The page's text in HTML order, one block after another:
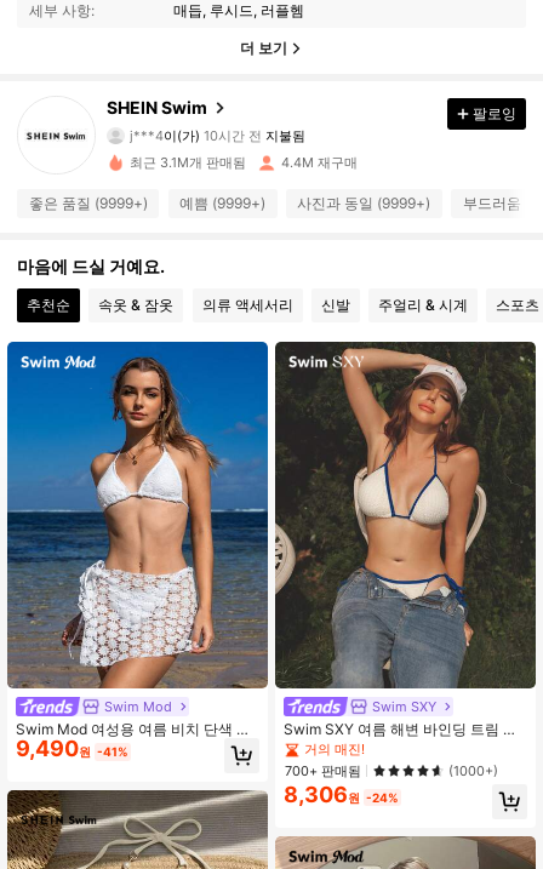
세부 사항:
매듭, 루시드, 러플헴
더 보기
SHEIN Swim
4.93 414K 팔로워
j***4이(가)10시간 전
a***e다음 1시간 전
4.93 414K 팔로워
4.93 414K 팔로워
4.93 414K 팔로워
4.93 414K 팔로워
4.93 414K 팔로워
4.93 414K 팔로워
4.93 414K 팔로워
팔로잉
최근 3.1M개 판매됨 4.4M 재구매
좋은 품질 (9999+) 예쁨 (9999+) 사진과 동일 (9999+) 부드러움
마음에 드실 거예요.
추천순 속옷 & 잠옷 의류 액세서리 신발 주얼리 & 시계 스포
Swim Mod
Swim Mod 여성용 여름 비치 단색 할
터 넥 비키니 세트 커버업 스커트 포함
9,490원 -41%
Swim SXY
Swim SXY 여름 해변 바인딩 트림 질
감 할터 삼각 비키니
거의 매진!
700+ 판매됨
(1000+)
8,306원 -24%